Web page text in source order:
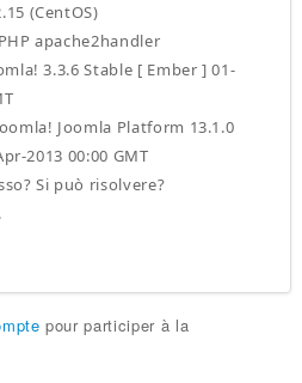
(CentOS)
apache2handler
3.3.6 Stable [ Ember ] 01-
Joomla Platform 13.1.0
2013 00:00 GMT
Si può risolvere?
pour participer à la